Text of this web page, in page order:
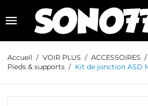

Accueil VOIR PLUS
ACCESSOIRES
Pieds & supports
Kit de jonction ASD